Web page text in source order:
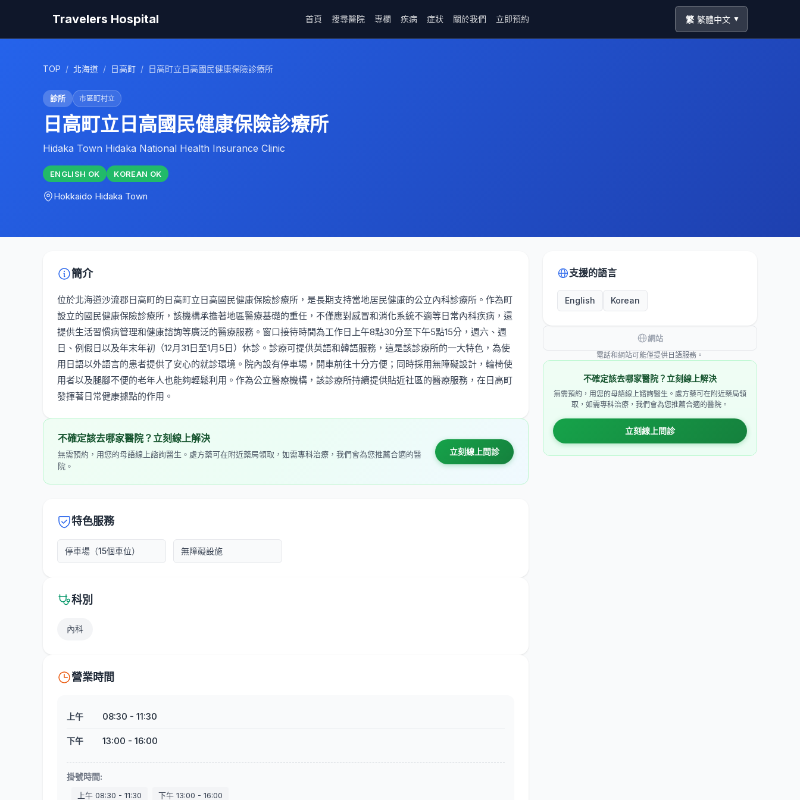
Travelers Hospital 首頁 搜尋醫院 專欄 疾病 症狀 關於我們 立即預約 繁 繁體中文 ▼
TOP / 北海道 / 日高町 / 日高町立日高國民健康保險診療所
診所 市區町村立
日高町立日高國民健康保險診療所
Hidaka Town Hidaka National Health Insurance Clinic
ENGLISH OK KOREAN OK
Hokkaido Hidaka Town
簡介
位於北海道沙流郡日高町的日高町立日高國民健康保險診療所，是長期支持當地居民健康的公立內科診療所。作為町
設立的國民健康保險診療所，該機構承擔著地區醫療基礎的重任，不僅應對感冒和消化系統不適等日常內科疾病，還
提供生活習慣病管理和健康諮詢等廣泛的醫療服務。窗口接待時間為工作日上午8點30分至下午5點15分，週六、週
日、例假日以及年末年初（12月31日至1月5日）休診。診療可提供英語和韓語服務，這是該診療所的一大特色，為使
用日語以外語言的患者提供了安心的就診環境。院內設有停車場，開車前往十分方便；同時採用無障礙設計，輪椅使
用者以及腿腳不便的老年人也能夠輕鬆利用。作為公立醫療機構，該診療所持續提供貼近社區的醫療服務，在日高町
發揮著日常健康據點的作用。
不確定該去哪家醫院？立刻線上解決
無需預約，用您的母語線上諮詢醫生。處方藥可在附近藥局領取，如需專科治療，我們會為您推薦合適的醫
院。
立刻線上問診
特色服務
停車場（15個車位） 無障礙設施
科別
內科
營業時間
上午 08:30 - 11:30
下午 13:00 - 16:00
掛號時間:
上午 08:30 - 11:30 下午 13:00 - 16:00
支援的語言
English Korean
網站
電話和網站可能僅提供日語服務。
不確定該去哪家醫院？立刻線上解決
無需預約，用您的母語線上諮詢醫生。處方藥可在附近藥局領
取，如需專科治療，我們會為您推薦合適的醫院。
立刻線上問診